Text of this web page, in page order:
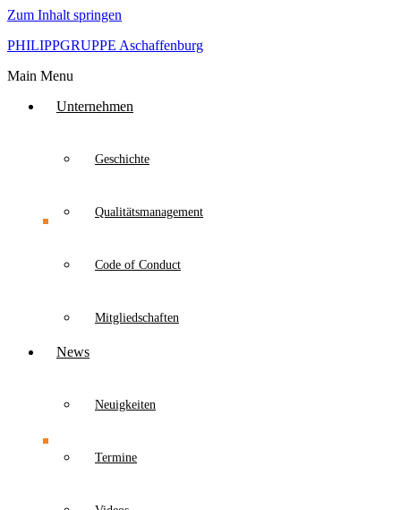
Zum Inhalt springen
PHILIPPGRUPPE Aschaffenburg
Main Menu
Unternehmen
Geschichte
Qualitätsmanagement
Code of Conduct
Mitgliedschaften
News
Neuigkeiten
Termine